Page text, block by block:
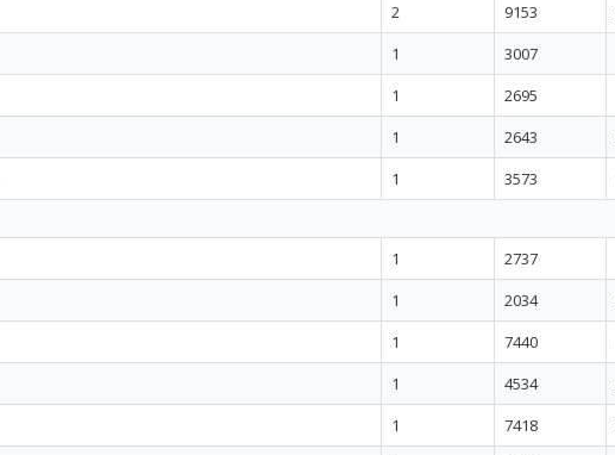
2 9153
1 3007
1 2695
1 2643
1 3573
1 2737
1 2034
1 7440
1 4534
1 7418